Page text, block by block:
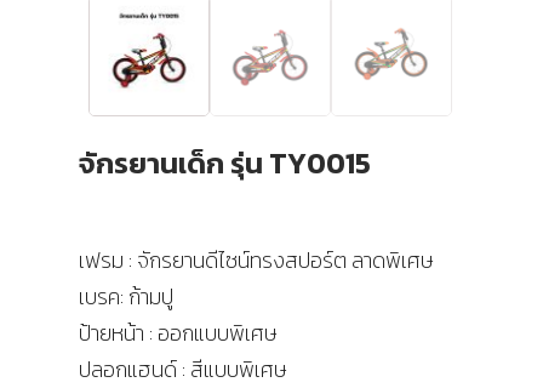
จักรยานเด็ก รุ่น TY0015
เฟรม : จักรยานดีไซน์ทรงสปอร์ต ลาดพิเศษ
เบรค: ก้ามปู
ป้ายหน้า : ออกแบบพิเศษ
ปลอกแฮนด์ : สีแบบพิเศษ